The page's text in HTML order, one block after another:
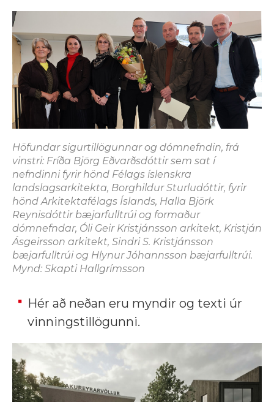
Höfundar sigurtillögunnar og dómnefndin, frá
vinstri: Fríða Björg Eðvarðsdóttir sem sat í
nefndinni fyrir hönd Félags íslenskra
landslagsarkitekta, Borghildur Sturludóttir, fyrir
hönd Arkitektafélags Íslands, Halla Björk
Reynisdóttir bæjarfulltrúi og formaður
dómnefndar, Óli Geir Kristjánsson arkitekt, Kristján
Ásgeirsson arkitekt, Sindri S. Kristjánsson
bæjarfulltrúi og Hlynur Jóhannsson bæjarfulltrúi.
Mynd: Skapti Hallgrímsson
Hér að neðan eru myndir og texti úr
vinningstillögunni.